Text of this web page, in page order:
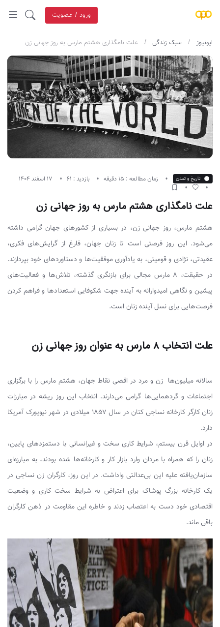
ورود / عضویت
اپونیوز سبک زندگی علت نامگذاری هشتم مارس به روز جهانی زن
تاریخ و تمدن زمان مطالعه : 15 دقیقه بازدید : 61
علت نامگذاری هشتم مارس به روز جهانی زن
هشتم مارس، روز جهانی زن، در بسیاری از کشورهای جهان گرامی داشته
می‌شود. این روز فرصتی است تا زنان جهان، فارغ از گرایش‌های فکری،
عقیدتی، نژادی و قومیتی، به یادآوری موفقیت‌ها و دستاوردهای خود بپردازند.
در حقیقت، ۸ مارس مجالی برای بازنگری گذشته، تلاش‌ها و فعالیت‌های
پیشین و نگاهی امیدوارانه به آینده جهت شکوفایی استعدادها و فراهم کردن
فرصت‌هایی برای نسل آینده زنان است.
علت انتخاب ۸ مارس به عنوان روز جهانی زن
سالانه میلیون‌ها زن و مرد در اقصی نقاط جهان، هشتم مارس را با برگزاری
اجتماعات و گردهمایی‌ها گرامی می‌دارند. انتخاب این روز ریشه در مبارزات
زنان کارگر کارخانه نساجی کتان در سال ۱۸۵۷ میلادی در شهر نیویورک آمریکا
دارد.
در اوایل قرن بیستم، شرایط کاری سخت و غیرانسانی با دستمزدهای پایین،
زنان را که همراه با مردان وارد بازار کار و کارخانه‌ها شده بودند، به مبارزه‌ای
سازمان‌یافته علیه این بی‌عدالتی واداشت. در این روز، کارگران زن نساجی در
یک کارخانه بزرگ پوشاک برای اعتراض به شرایط سخت کاری و وضعیت
اقتصادی خود دست به اعتصاب زدند و خاطره این مقاومت در ذهن کارگران
باقی ماند.